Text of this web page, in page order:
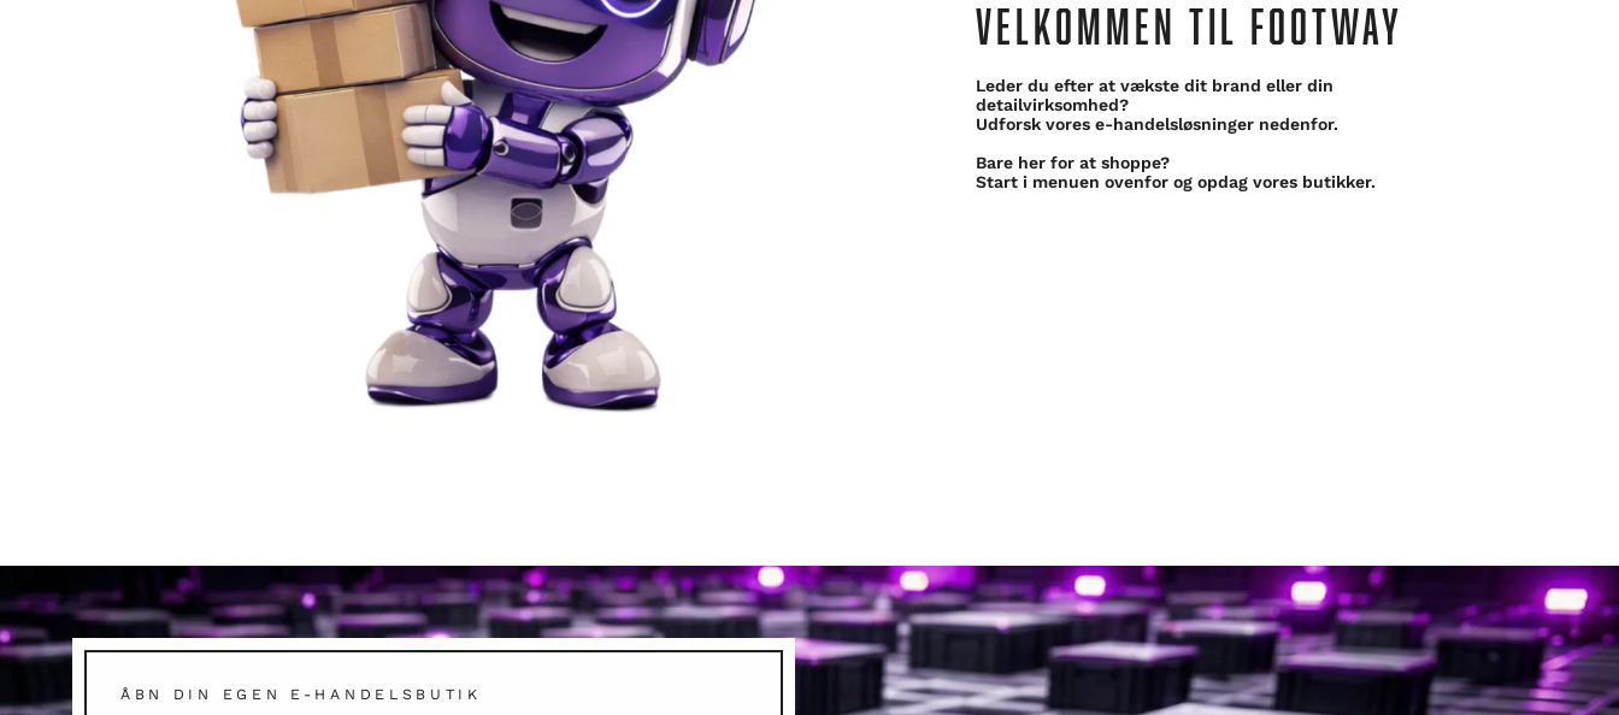
VELKOMMEN TIL FOOTWAY
Leder du efter at vækste dit brand eller din
detailvirksomhed?
Udforsk vores e-handelsløsninger nedenfor.
Bare her for at shoppe?
Start i menuen ovenfor og opdag vores butikker.
ÅBN DIN EGEN E-HANDELSBUTIK